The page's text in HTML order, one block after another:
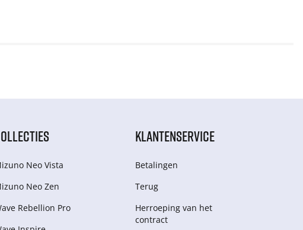
Neo Vista
Neo Zen
Rebellion Pro
KLANTENSERVICE
Betalingen
Terug
Herroeping van het
contract